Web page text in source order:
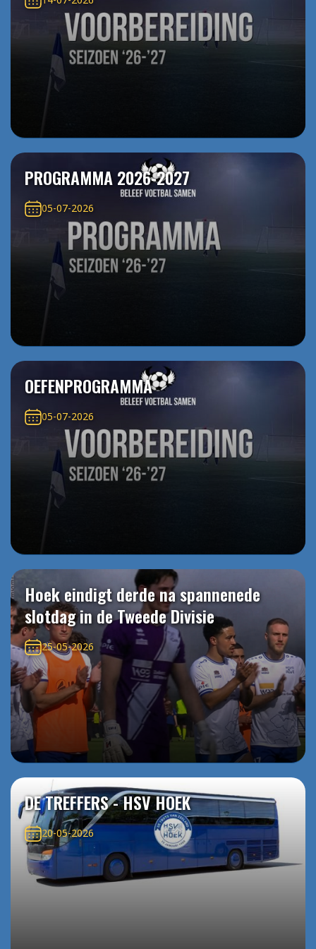
PROGRAMMA 2026-2027
05-07-2026
OEFENPROGRAMMA
05-07-2026
Hoek eindigt derde na spannenede
slotdag in de Tweede Divisie
25-05-2026
DE TREFFERS - HSV HOEK
20-05-2026